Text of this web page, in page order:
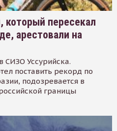
который пересекал
арестовали на
СИЗО Уссурийска.
поставить рекорд по
подозревается в
границы